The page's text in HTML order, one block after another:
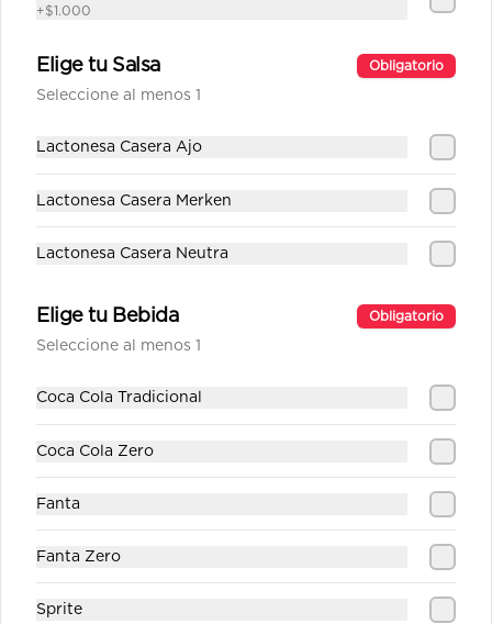
Jugo Piña
+$1.000
Elige tu Salsa Obligatorio
Seleccione al menos 1
Lactonesa Casera Ajo
Lactonesa Casera Merken
Lactonesa Casera Neutra
Elige tu Bebida Obligatorio
Seleccione al menos 1
Coca Cola Tradicional
Coca Cola Zero
Fanta
Fanta Zero
Sprite